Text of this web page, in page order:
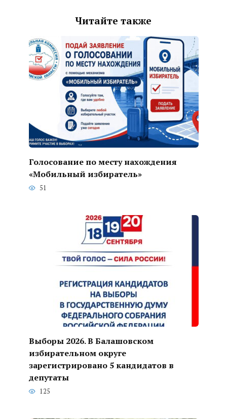
Читайте также
Голосование по месту нахождения
«Мобильный избиратель»
51
Выборы 2026. В Балашовском
избирательном округе
зарегистрировано 5 кандидатов в
депутаты
125